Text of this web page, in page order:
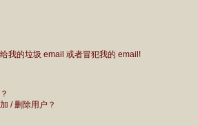
我的垃圾 email 或者冒犯我的 email!
/ 删除用户？